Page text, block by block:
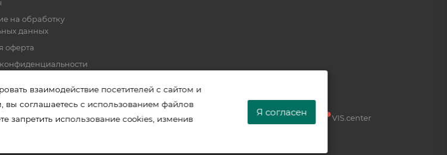
на обработку
данных
оферта
Разработка — VIS.center
взаимодействие посетителей с сайтом и
вы соглашаетесь с использованием файлов
запретить использование cookies, изменив
Я согласен